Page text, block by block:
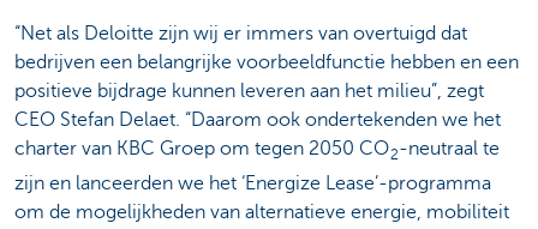
“Net als Deloitte zijn wij er immers van overtuigd dat
bedrijven een belangrijke voorbeeldfunctie hebben en een
positieve bijdrage kunnen leveren aan het milieu”, zegt
CEO Stefan Delaet. “Daarom ook ondertekenden we het
charter van KBC Groep om tegen 2050 CO2-neutraal te
zijn en lanceerden we het ‘Energize Lease’-programma
om de mogelijkheden van alternatieve energie, mobiliteit